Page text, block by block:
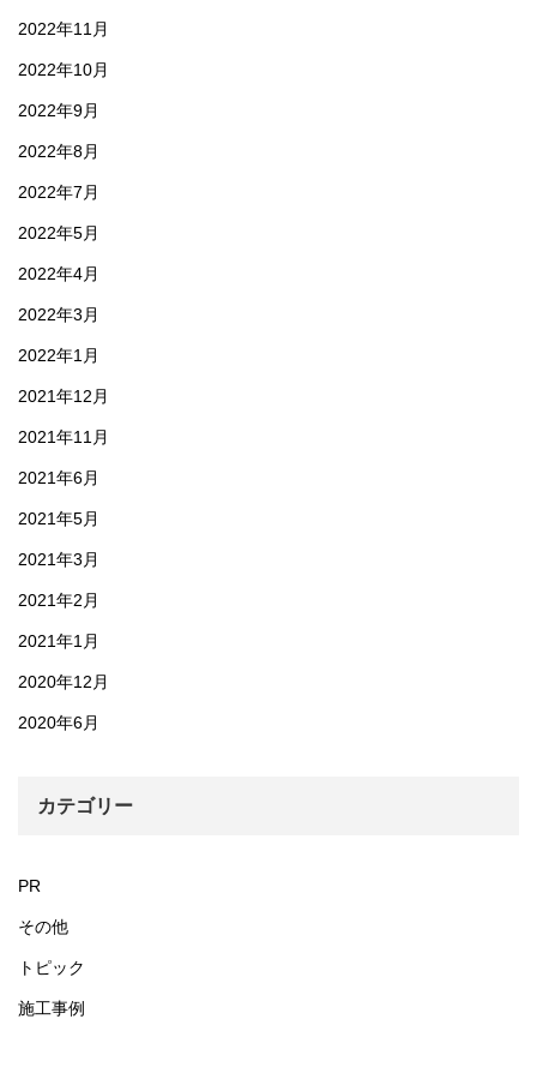
2022年11月
2022年10月
2022年9月
2022年8月
2022年7月
2022年5月
2022年4月
2022年3月
2022年1月
2021年12月
2021年11月
2021年6月
2021年5月
2021年3月
2021年2月
2021年1月
2020年12月
2020年6月
カテゴリー
PR
その他
トピック
施工事例